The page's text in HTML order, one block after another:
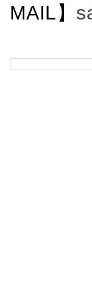
MAIL】